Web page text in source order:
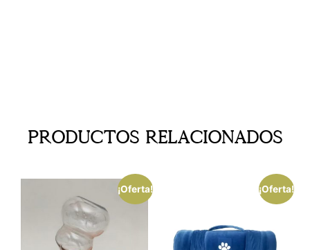
Productos Relacionados
¡Oferta! ¡Oferta!